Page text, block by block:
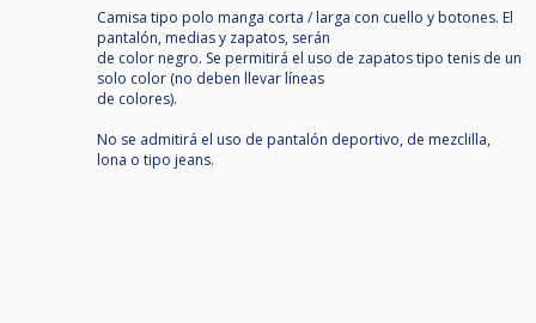
Camisa tipo polo manga corta / larga con cuello y botones. El
pantalón, medias y zapatos, serán
de color negro. Se permitirá el uso de zapatos tipo tenis de un
solo color (no deben llevar líneas
de colores).
No se admitirá el uso de pantalón deportivo, de mezclilla,
lona o tipo jeans.